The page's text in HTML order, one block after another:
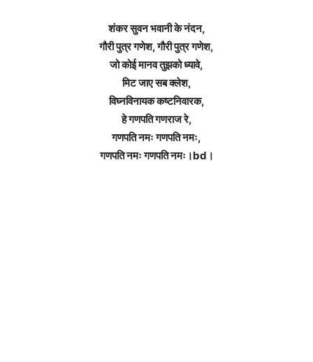
शंकर सुवन भवानी के नंदन,
गौरी पुत्र गणेश, गौरी पुत्र गणेश,
जो कोई मानव तुझको ध्यावे,
मिट जाए सब क्लेश,
विघ्नविनायक कष्टनिवारक,
हे गणपति गणराज रे,
गणपति नमः गणपति नमः,
गणपति नमः गणपति नमः।bd।